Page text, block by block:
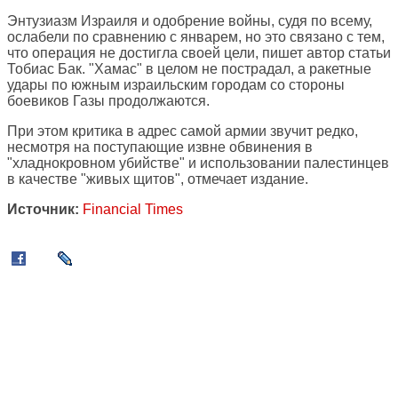
Энтузиазм Израиля и одобрение войны, судя по всему,
ослабели по сравнению с январем, но это связано с тем,
что операция не достигла своей цели, пишет автор статьи
Тобиас Бак. "Хамас" в целом не пострадал, а ракетные
удары по южным израильским городам со стороны
боевиков Газы продолжаются.
При этом критика в адрес самой армии звучит редко,
несмотря на поступающие извне обвинения в
"хладнокровном убийстве" и использовании палестинцев
в качестве "живых щитов", отмечает издание.
Источник: Financial Times